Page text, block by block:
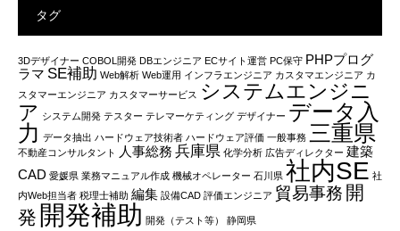
タグ
3Dデザイナー COBOL開発 DBエンジニア ECサイト運営 PC保守 PHPプログ
ラマ SE補助 Web解析 Web運用 インフラエンジニア カスタマエンジニア カ
スタマーエンジニア カスタマーサービス システムエンジニ
ア システム開発 テスター テレマーケティング デザイナー データ入
力 データ抽出 ハードウェア技術者 ハードウェア評価 一般事務 三重県
不動産コンサルタント 人事総務 兵庫県 化学分析 広告ディレクター 建築
CAD 愛媛県 業務マニュアル作成 機械オペレーター 石川県 社内SE 社
内Web担当者 税理士補助 編集 設備CAD 評価エンジニア 貿易事務 開
発 開発補助 開発（テスト等） 静岡県